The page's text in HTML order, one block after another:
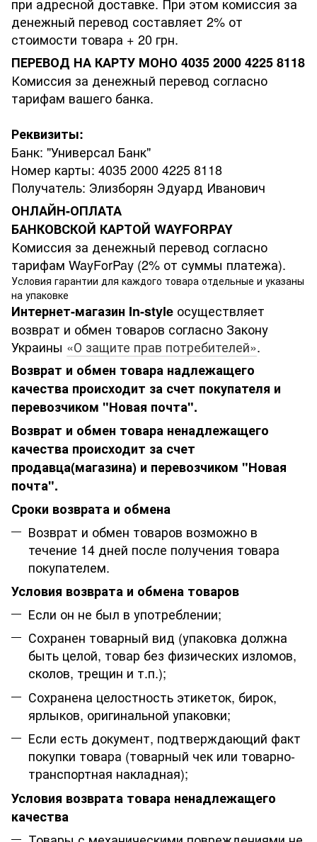
денежный перевод составляет 2% от
стоимости товара + 20 грн.
ПЕРЕВОД НА КАРТУ МОНО 4035 2000 4225 8118
Комиссия за денежный перевод согласно
тарифам вашего банка.
Реквизиты:
Банк: "Универсал Банк"
Номер карты: 4035 2000 4225 8118
Получатель: Элизборян Эдуард Иванович
ОНЛАЙН-ОПЛАТА
БАНКОВСКОЙ КАРТОЙ WAYFORPAY
Комиссия за денежный перевод согласно
тарифам WayForPay (2% от суммы платежа).
Условия гарантии для каждого товара отдельные и указаны
на упаковке
Интернет-магазин In-style осуществляет
возврат и обмен товаров согласно Закону
Украины «О защите прав потребителей».
Возврат и обмен товара надлежащего
качества происходит за счет покупателя и
перевозчиком "Новая почта".
Возврат и обмен товара ненадлежащего
качества происходит за счет
продавца(магазина) и перевозчиком "Новая
почта".
Сроки возврата и обмена
Возврат и обмен товаров возможно в
течение 14 дней после получения товара
покупателем.
Условия возврата и обмена товаров
Если он не был в употреблении;
Сохранен товарный вид (упаковка должна
быть целой, товар без физических изломов,
сколов, трещин и т.п.);
Сохранена целостность этикеток, бирок,
ярлыков, оригинальной упаковки;
Если есть документ, подтверждающий факт
покупки товара (товарный чек или товарно-
транспортная накладная);
Условия возврата товара ненадлежащего
качества